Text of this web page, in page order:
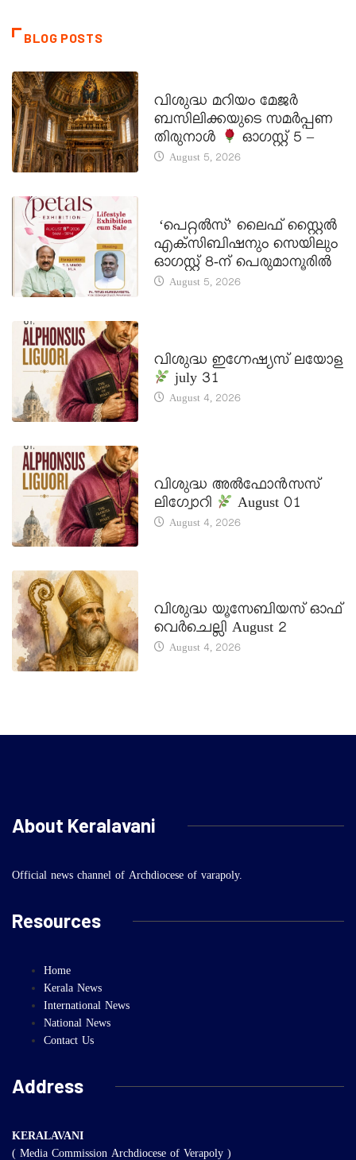
BLOG POSTS
വിശുദ്ധ മറിയം മേജർ
ബസിലിക്കയുടെ സമർപ്പണ
തിരുനാൾ
ഓഗസ്റ്റ് 5 –
August 5, 2026
‘പെറ്റൽസ്’ ലൈഫ് സ്റ്റൈൽ
എക്സിബിഷനും സെയിലും
ഓഗസ്റ്റ് 8-ന് പെരുമാനൂരിൽ
August 5, 2026
വിശുദ്ധ ഇഗ്നേഷ്യസ് ലയോള
july 31
August 4, 2026
വിശുദ്ധ അൽഫോൻസസ്
ലിഗ്വോറി
August 01
August 4, 2026
വിശുദ്ധ യൂസേബിയസ് ഓഫ്
വെർചെല്ലി August 2
August 4, 2026
About Keralavani
Official news channel of Archdiocese of varapoly.
Resources
Home
Kerala News
International News
National News
Contact Us
Address
KERALAVANI
( Media Commission Archdiocese of Verapoly )